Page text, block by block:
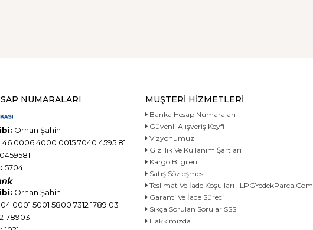
NUMARALARI
Orhan Şahin
46 0006 4000 0015 7040 4595 81
0459581
5704
Orhan Şahin
0001 5001 5800 7312 1789 03
2178903
MÜŞTERI HIZMETLERI
Banka Hesap Numaraları
Güvenli Alışveriş Keyfi
Vizyonumuz
Gizlilik Ve Kullanım Şartları
Kargo Bilgileri
Satış Sözleşmesi
Teslimat Ve İade Koşulları | LPGYedekParca.com
Garanti Ve İade Süreci
Sıkça Sorulan Sorular SSS
Hakkımızda